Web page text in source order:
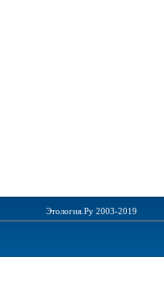
Этология.Ру 2003-2019